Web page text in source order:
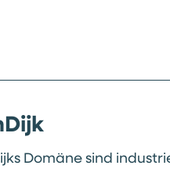
Domäne sind